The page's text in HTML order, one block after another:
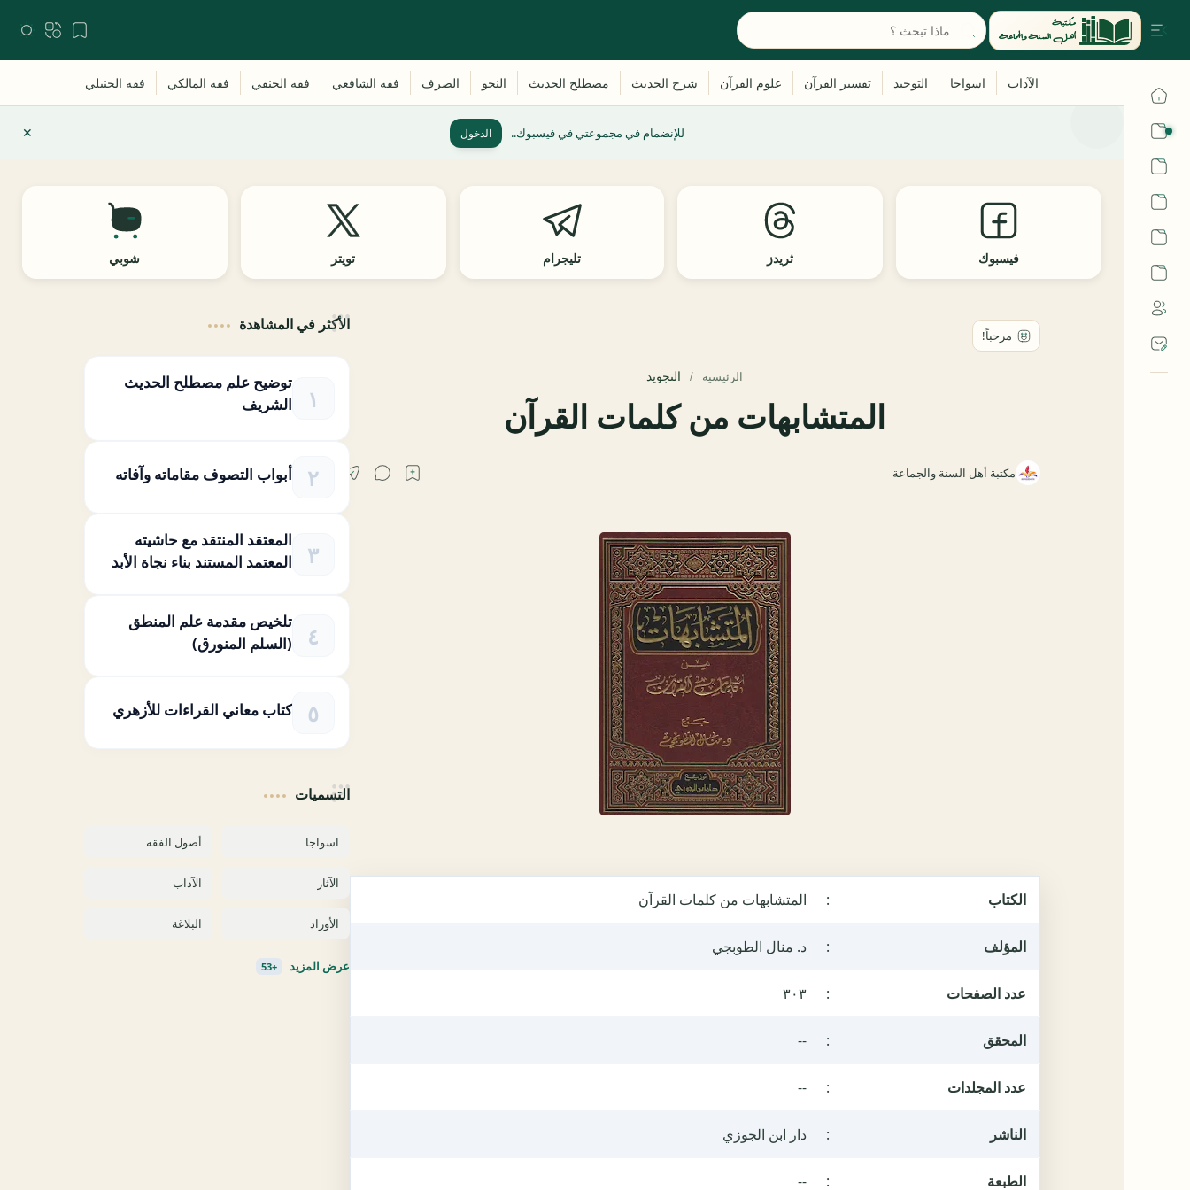
أشهر الحرم
للإنضمام في مجموعتي في فيسبوك.. الدخول
فيسبوك ثريدز تليجرام تويتر شوبي
الرئيسية التجويد
المتشابهات من كلمات القرآن
الكتاب : المتشابهات من كلمات القرآن
المؤلف : د. منال الطوبجي
عدد الصفحات : ٣٠٣
المحقق :
--
عدد المجلدات :
--
الناشر : دار ابن الجوزي
الطبعة :
--
الأكثر في المشاهدة
توضيح علم مصطلح الحديث
الشريف
أبواب التصوف مقاماته وآفاته
المعتقد المنتقد مع حاشيته
المعتمد المستند بناء نجاة الأبد
تلخيص مقدمة علم المنطق
(السلم المنورق)
كتاب معاني القراءات للأزهري
التسميات